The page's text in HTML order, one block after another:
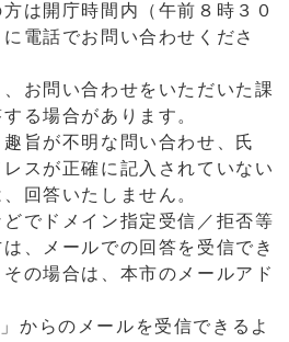
は開庁時間内（午前８時３０
電話でお問い合わせくださ
お問い合わせをいただいた課
る場合があります。
旨が不明な問い合わせ、氏
スが正確に記入されていない
回答いたしません。
でドメイン指定受信／拒否等
、メールでの回答を受信でき
の場合は、本市のメールアド
からのメールを受信できるよ